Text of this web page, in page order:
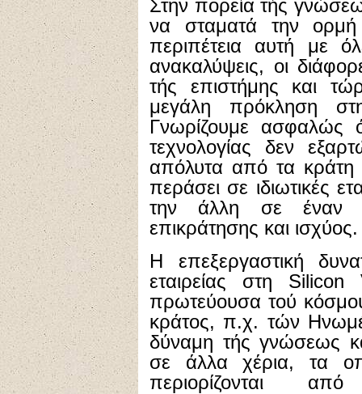
Στην πορεία τής
να σταματά την
περιπέτεια αυτή με
ανακαλύψεις, οι
τής επιστήμης και
μεγάλη πρόκληση
Γνωρίζουμε ασφαλώς
τεχνολογίας δεν
απόλυτα από τα κράτη
περάσει σε ιδιωτικές
την άλλη σε έναν
επικράτησης και ισχύος.
Η επεξεργαστική
εταιρείας στη Silicon
πρωτεύουσα τού
κράτος, π.χ. τών
δύναμη τής γνώσεως
σε άλλα χέρια, τα
περιορίζονται